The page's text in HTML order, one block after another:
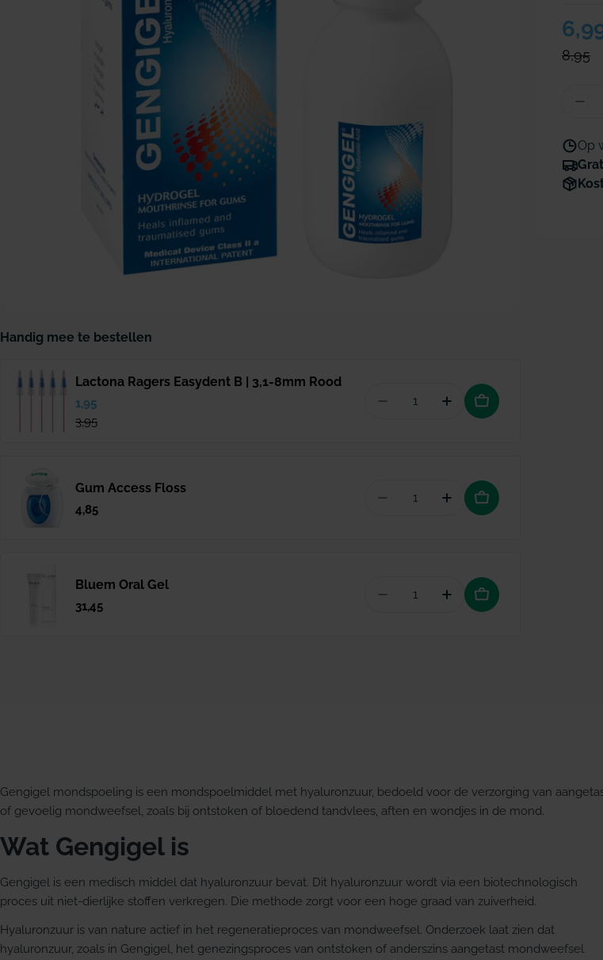
media 0 in modaal venster
Handig mee te bestellen
Lactona Ragers Easydent B | 3,1-8mm Rood
Verkoopprijs
1,95
Normale
prijs
3,95
Aantal verminderen voor
Hoeveelheid verhogen
Gum Access Floss
Normale
4,85 Aantal verminderen voor GUM
Hoeveelheid verhogen
Bluem Oral Gel
Normale
31,45 Aantal verminderen voor Bluem
Hoeveelheid verhogen
prijs
8,95
Op
Gengigel mondspoeling is een mondspoelmiddel met hyaluronzuur, bedoeld voor de verzorging van
of gevoelig mondweefsel, zoals bij ontstoken of bloedend tandvlees, aften en wondjes in de mond.
Wat Gengigel is
Gengigel is een medisch middel dat hyaluronzuur bevat. Dit hyaluronzuur wordt via een biotechnologisch
proces uit niet-dierlijke stoffen verkregen. Die methode zorgt voor een hoge graad van zuiverheid.
Hyaluronzuur is van nature actief in het regeneratieproces van mondweefsel. Onderzoek laat zien dat
hyaluronzuur, zoals in Gengigel, het genezingsproces van ontstoken of anderszins aangetast mondweefsel